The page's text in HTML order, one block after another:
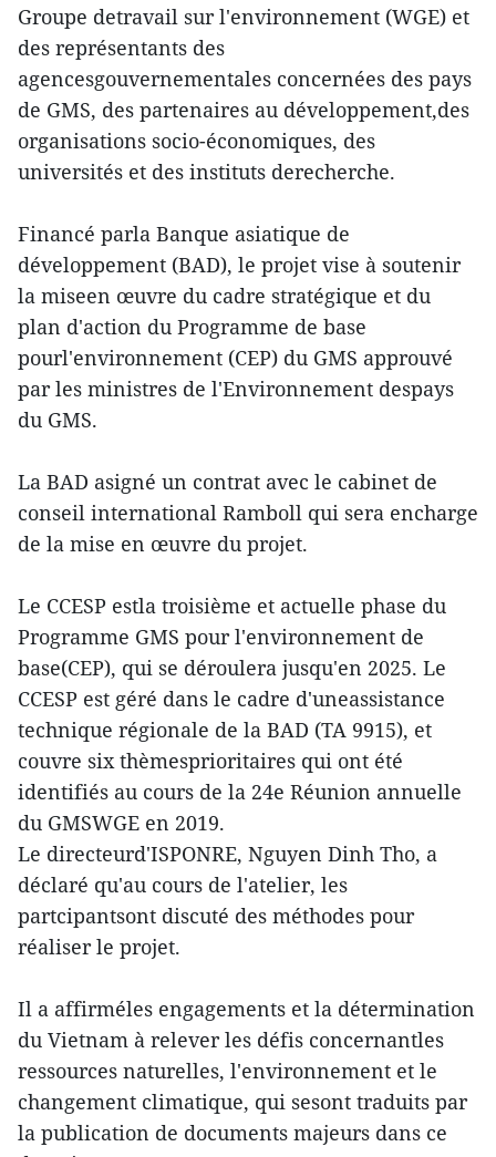
Groupe detravail sur l'environnement (WGE) et
des représentants des
agencesgouvernementales concernées des pays
de GMS, des partenaires au développement,des
organisations socio-économiques, des
universités et des instituts derecherche.
Financé parla Banque asiatique de
développement (BAD), le projet vise à soutenir
la miseen œuvre du cadre stratégique et du
plan d'action du Programme de base
pourl'environnement (CEP) du GMS approuvé
par les ministres de l'Environnement despays
du GMS.
La BAD asigné un contrat avec le cabinet de
conseil international Ramboll qui sera encharge
de la mise en œuvre du projet.
Le CCESP estla troisième et actuelle phase du
Programme GMS pour l'environnement de
base(CEP), qui se déroulera jusqu'en 2025. Le
CCESP est géré dans le cadre d'uneassistance
technique régionale de la BAD (TA 9915), et
couvre six thèmesprioritaires qui ont été
identifiés au cours de la 24e Réunion annuelle
du GMSWGE en 2019.
Le directeurd'ISPONRE, Nguyen Dinh Tho, a
déclaré qu'au cours de l'atelier, les
partcipantsont discuté des méthodes pour
réaliser le projet.
Il a affirméles engagements et la détermination
du Vietnam à relever les défis concernantles
ressources naturelles, l'environnement et le
changement climatique, qui sesont traduits par
la publication de documents majeurs dans ce